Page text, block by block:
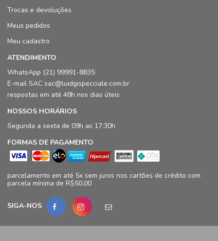
Trocas e devoluções
Meus pedidos
Meu cadastro
ATENDIMENTO
WhatsApp (21) 99991-8835
E-mail SAC sac@luidgispecciale.com.br
respostas em até 48h nos dias úteis
NOSSOS HORÁRIOS
Segunda a sexta de 09h as 17:30h
FORMAS DE PAGAMENTO
parcelamento em até 5x sem juros nos cartões de crédito com
parcela mínima de R$50,00
SIGA-NOS